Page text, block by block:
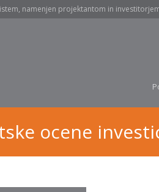
namenjen projektantom in
ocene